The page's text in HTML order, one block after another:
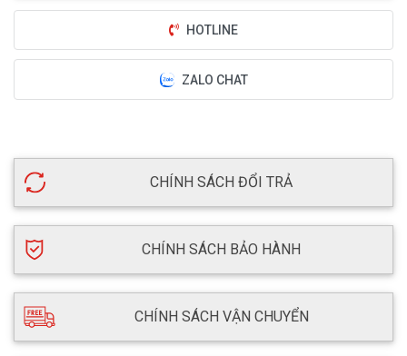
HOTLINE
ZALO CHAT
CHÍNH SÁCH ĐỔI TRẢ
CHÍNH SÁCH BẢO HÀNH
CHÍNH SÁCH VẬN CHUYỂN